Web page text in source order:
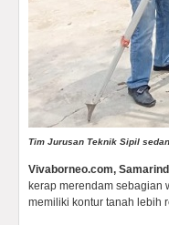
Tim Jurusan Teknik Sipil
Vivaborneo.com,
kerap merendam sebagian
memiliki kontur tanah lebih